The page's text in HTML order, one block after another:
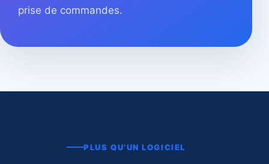
prise de commandes.
PLUS QU’UN LOGICIEL